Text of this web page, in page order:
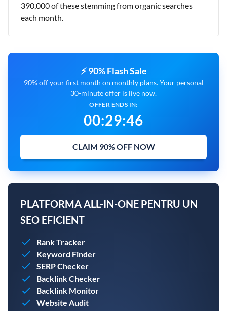
390,000 of these stemming from organic searches
each month.
⚡ 90% Flash Sale
90% off your first month on monthly plans. Your personal
30-minute offer is live now.
OFFER ENDS IN:
00:29:45
CLAIM 90% OFF NOW
PLATFORMA ALL-IN-ONE PENTRU UN
SEO EFICIENT
Rank Tracker
Keyword Finder
SERP Checker
Backlink Checker
Backlink Monitor
Website Audit